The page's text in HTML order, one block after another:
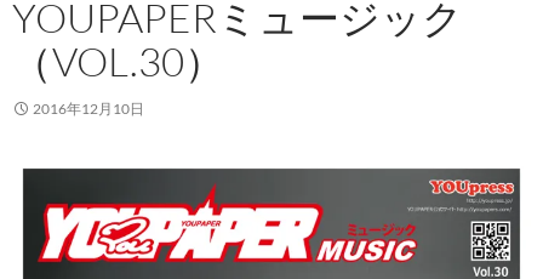
YOUPAPERミュージック
（VOL.30）
2016年12月10日